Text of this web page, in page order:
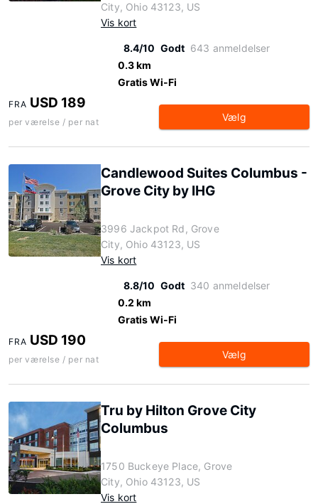
City, Ohio 43123, US
Vis kort
8.4/10 Godt 643 anmeldelser
0.3 km
Gratis Wi-Fi
FRA USD 189
per værelse / per nat Vælg
Candlewood Suites Columbus -
Grove City by IHG
3996 Jackpot Rd, Grove
City, Ohio 43123, US
Vis kort
8.8/10 Godt 340 anmeldelser
0.2 km
Gratis Wi-Fi
FRA USD 190
per værelse / per nat Vælg
Tru by Hilton Grove City
Columbus
1750 Buckeye Place, Grove
City, Ohio 43123, US
Vis kort